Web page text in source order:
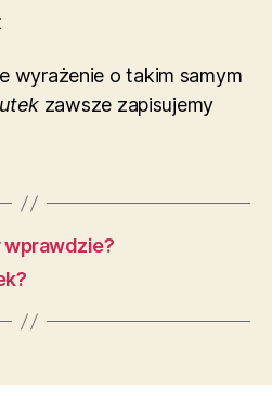
wyrażenie o takim samym
zawsze zapisujemy